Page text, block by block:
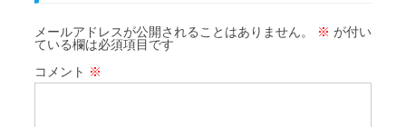
メールアドレスが公開されることはありません。 ※ が付い
ている欄は必須項目です
コメント ※